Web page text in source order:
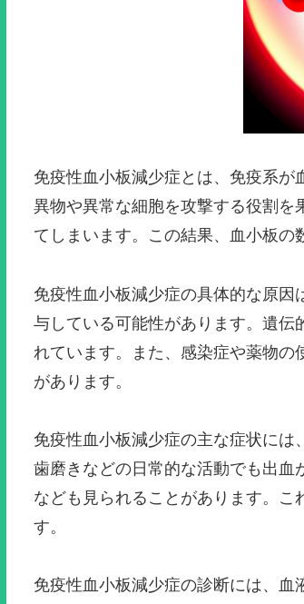
免疫性血小板減少症とは、免疫系
異物や異常な細胞を攻撃する役割を
てしまいます。この結果、血小板の
免疫性血小板減少症の具体的な原
与している可能性があります。遺伝
れています。また、感染症や薬物
があります。
免疫性血小板減少症の主な症状に
歯磨きなどの日常的な活動でも出血
なども見られることがあります。
す。
免疫性血小板減少症の診断には、